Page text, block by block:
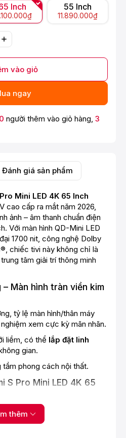
Inch 55 Inch
11.890.000₫
vào giỏ
ngay
người thêm vào giỏ hàng, 3
Đánh giá sản phẩm
Mini LED 4K 65 Inch
cao cấp ra mắt năm 2026,
ảnh – âm thanh chuẩn điện
Với màn hình QD-Mini LED
1700 nit, công nghệ Dolby
chiếc tivi này không chỉ là
tâm giải trí thông minh
Màn hình tràn viền kim
tỷ lệ màn hình/thân máy
xem cực kỳ mãn nhãn.
liềm, có thể lắp đặt linh
gian.
tầm phong cách nội thất.
Mini LED tiên tiến
Tái tạo ánh sáng hoàn hảo
thêm